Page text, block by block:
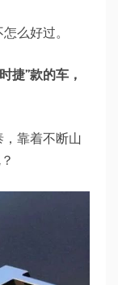
么好过。
捷”款的车，
靠着不断山